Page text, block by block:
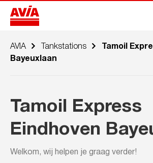
AVIA Tankstations
Tamoil
Bayeuxlaan
Tamoil Express
Eindhoven
Welkom, wij helpen je graag verder!